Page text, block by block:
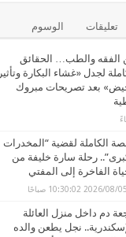
تعليقات الوسوم
الفقه والطب… الحقائق
لجدل «غشاء البكارة وتأثير
بعد تصريحات مبروك
الكاملة لقضية “المخدرات
رحلة سارة خليفة من
الفاخرة إلى المفتي
2026/08/05 10:30:02 صباحًا
دم داخل منزل العائلة
نجل يطعن والده